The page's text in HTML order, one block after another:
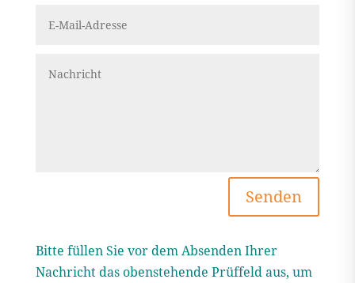
Senden
Bitte füllen Sie vor dem Absenden Ihrer
Nachricht das obenstehende Prüffeld aus, um